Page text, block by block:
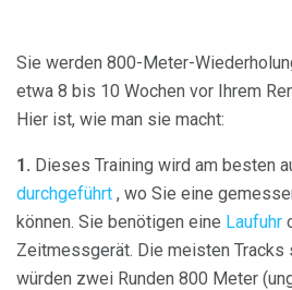
Sie werden 800-Meter-
etwa 8 bis 10 Wochen vor Ihrem
Hier ist, wie man sie macht:
1. Dieses Training wird am besten
durchgeführt , wo Sie eine
können. Sie benötigen eine Laufuhr
Zeitmessgerät. Die meisten Tracks
würden zwei Runden 800 Meter